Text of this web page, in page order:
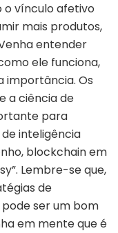
o vínculo afetivo
mais produtos,
entender
ele funciona,
importância. Os
a ciência de
para
inteligência
blockchain em
Lembre-se que,
de
ser um bom
em mente que é